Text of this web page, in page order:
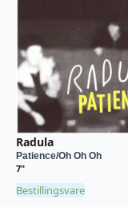
Radula
Patience/Oh Oh Oh
7"
Bestillingsvare